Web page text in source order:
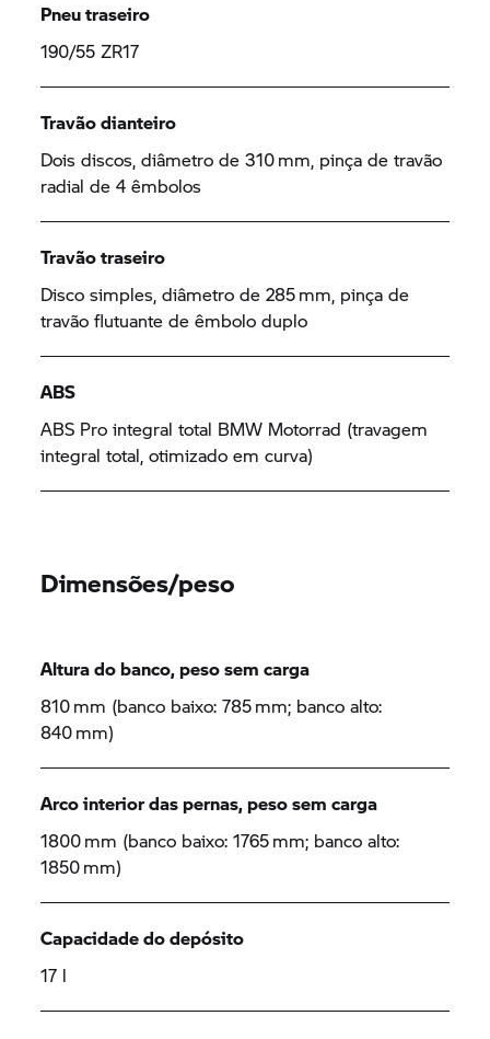
Pneu traseiro
190/55 ZR17
Travão dianteiro
Dois discos, diâmetro de 310 mm, pinça de travão
radial de 4 êmbolos
Travão traseiro
Disco simples, diâmetro de 285 mm, pinça de
travão flutuante de êmbolo duplo
ABS
ABS Pro integral total BMW Motorrad (travagem
integral total, otimizado em curva)
Dimensões/peso
Altura do banco, peso sem carga
810 mm (banco baixo: 785 mm; banco alto:
840 mm)
Arco interior das pernas, peso sem carga
1800 mm (banco baixo: 1765 mm; banco alto:
1850 mm)
Capacidade do depósito
17 l